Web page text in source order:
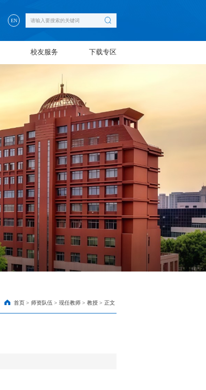
EN
校友服务 下载专区
首页 > 师资队伍 > 现任教师 > 教授 > 正文